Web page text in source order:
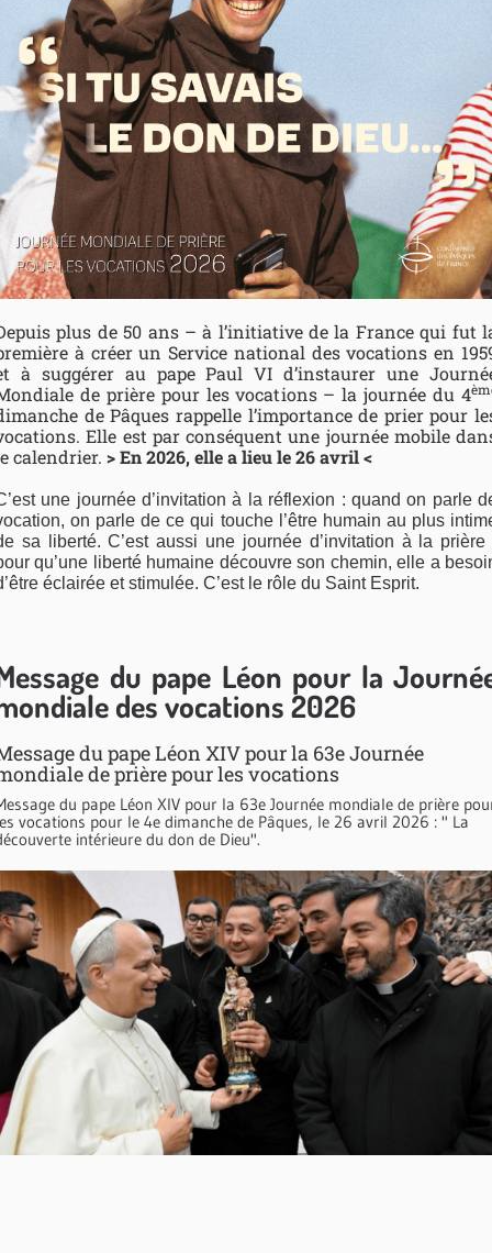
plus de 50 ans – à l’initiative de la France qui fut
à créer un Service national des vocations en
à suggérer au pape Paul VI d’instaurer une
de prière pour les vocations – la journée du 4
de Pâques rappelle l’importance de prier pour
Elle est par conséquent une journée mobile
calendrier. > En 2026, elle a lieu le 26 avril <
une journée d’invitation à la réflexion : quand on parle
on parle de ce qui touche l’être humain au plus
sa liberté. C’est aussi une journée d’invitation à la prière
qu’une liberté humaine découvre son chemin, elle a
éclairée et stimulée. C’est le rôle du Saint Esprit.
du pape Léon pour la
des vocations 2026
du pape Léon XIV pour la 63e Journée
de prière pour les vocations
du pape Léon XIV pour la 63e Journée mondiale de prière
vocations pour le 4e dimanche de Pâques, le 26 avril 2026 : " La
intérieure du don de Dieu".